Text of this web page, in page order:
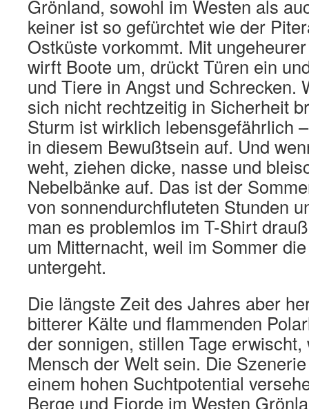
Grönland, sowohl im Westen als
keiner ist so gefürchtet wie der
Ostküste vorkommt. Mit
wirft Boote um, drückt Türen ein
und Tiere in Angst und Schrecken.
sich nicht rechtzeitig in Sicherheit
Sturm ist wirklich lebensgefährlich
in diesem Bewußtsein auf. Und
weht, ziehen dicke, nasse und
Nebelbänke auf. Das ist der
von sonnendurchfluteten Stunden
man es problemlos im T-Shirt
um Mitternacht, weil im Sommer
untergeht.
Die längste Zeit des Jahres aber
bitterer Kälte und flammenden
der sonnigen, stillen Tage
Mensch der Welt sein. Die
einem hohen Suchtpotential
Berge und Fjorde im Westen